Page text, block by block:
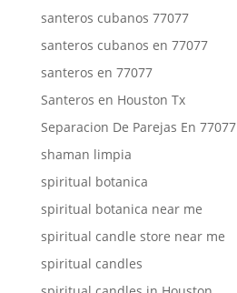
santeros cubanos 77077
santeros cubanos en 77077
santeros en 77077
Santeros en Houston Tx
Separacion De Parejas En 77077
shaman limpia
spiritual botanica
spiritual botanica near me
spiritual candle store near me
spiritual candles